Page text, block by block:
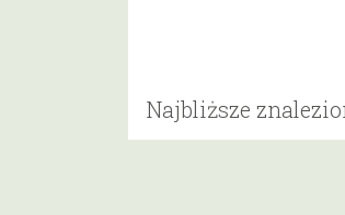
Najbliższe